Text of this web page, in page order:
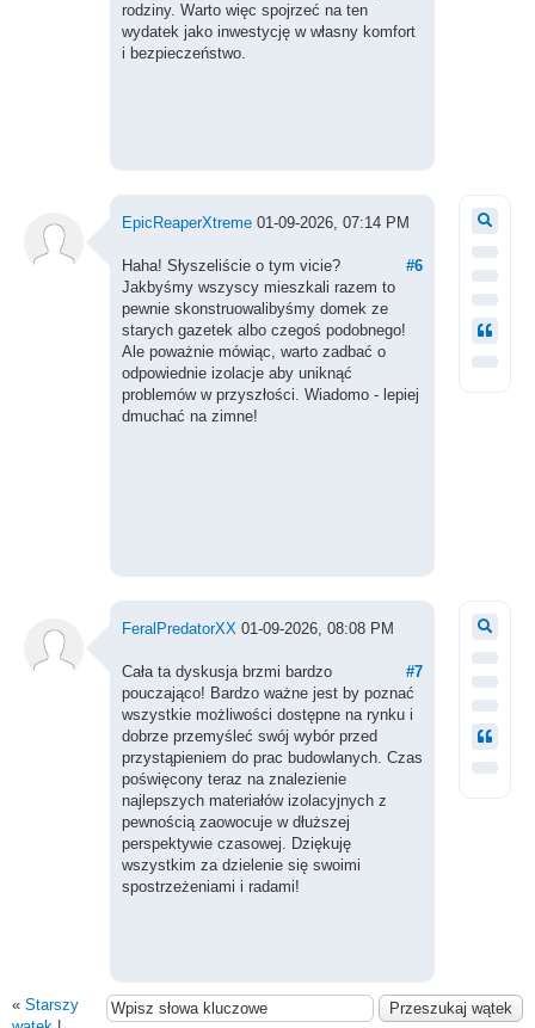
rodziny. Warto więc spojrzeć na ten
wydatek jako inwestycję w własny komfort
i bezpieczeństwo.
EpicReaperXtreme01-09-2026, 07:14 PM
#6
Haha! Słyszeliście o tym vicie?
Jakbyśmy wszyscy mieszkali razem to
pewnie skonstruowalibyśmy domek ze
starych gazetek albo czegoś podobnego!
Ale poważnie mówiąc, warto zadbać o
odpowiednie izolacje aby uniknąć
problemów w przyszłości. Wiadomo - lepiej
dmuchać na zimne!
FeralPredatorXX01-09-2026, 08:08 PM
#7
Cała ta dyskusja brzmi bardzo
pouczająco! Bardzo ważne jest by poznać
wszystkie możliwości dostępne na rynku i
dobrze przemyśleć swój wybór przed
przystąpieniem do prac budowlanych. Czas
poświęcony teraz na znalezienie
najlepszych materiałów izolacyjnych z
pewnością zaowocuje w dłuższej
perspektywie czasowej. Dziękuję
wszystkim za dzielenie się swoimi
spostrzeżeniami i radami!
« Starszy